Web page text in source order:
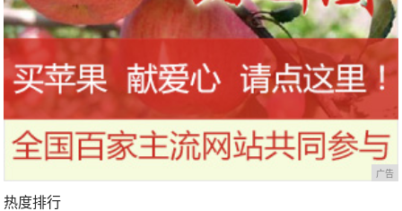
广告
热度排行